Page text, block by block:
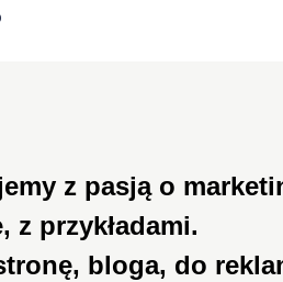
z pasją o
z przykładami.
bloga, do